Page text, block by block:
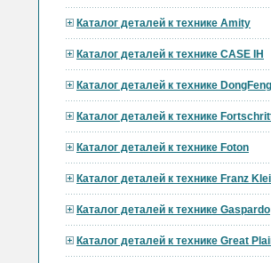
Каталог деталей к технике Amity
Каталог деталей к технике CASE IH
Каталог деталей к технике DongFeng
Каталог деталей к технике
Каталог деталей к технике Foton
Каталог деталей к технике Franz
Каталог деталей к технике Gaspardo
Каталог деталей к технике Great